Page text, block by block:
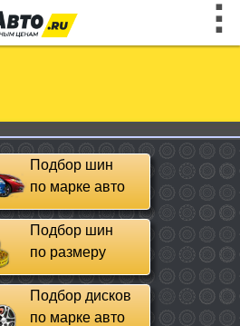
Подбор шин
по марке авто
Подбор шин
по размеру
Подбор дисков
по марке авто